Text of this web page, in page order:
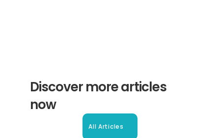
Discover more articles
now
All Articles